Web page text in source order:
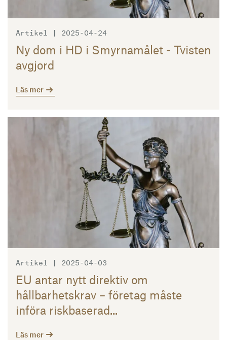
Artikel | 2025-04-24
Ny dom i HD i Smyrnamålet - Tvisten
avgjord
Läs mer
Artikel | 2025-04-03
EU antar nytt direktiv om
hållbarhetskrav – företag måste
införa riskbaserad...
Läs mer